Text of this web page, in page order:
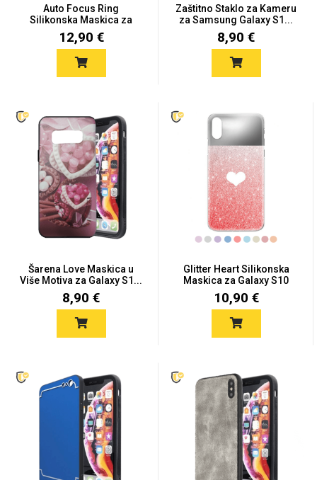
Auto Focus Ring
Silikonska Maskica za
Galaxy S...
12,90 €
Zaštitno Staklo za Kameru
za Samsung Galaxy S1...
8,90 €
Šarena Love Maskica u
Više Motiva za Galaxy S1...
8,90 €
Glitter Heart Silikonska
Maskica za Galaxy S10
10,90 €